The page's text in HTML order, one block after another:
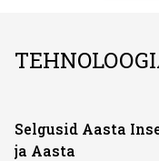
Selgusid Aasta
ja Aasta